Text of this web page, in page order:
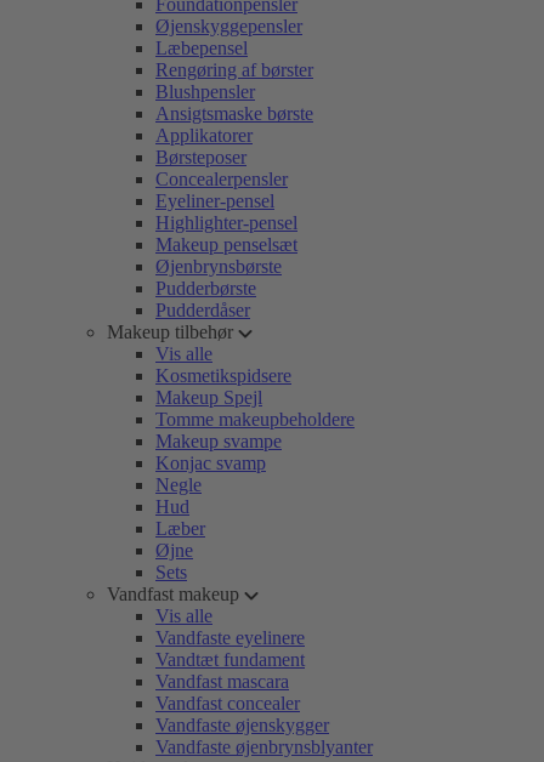
Foundationpensler
Øjenskyggepensler
Læbepensel
Rengøring af børster
Blushpensler
Ansigtsmaske børste
Applikatorer
Børsteposer
Concealerpensler
Eyeliner-pensel
Highlighter-pensel
Makeup penselsæt
Øjenbrynsbørste
Pudderbørste
Pudderdåser
Makeup tilbehør
Vis alle
Kosmetikspidsere
Makeup Spejl
Tomme makeupbeholdere
Makeup svampe
Konjac svamp
Negle
Hud
Læber
Øjne
Sets
Vandfast makeup
Vis alle
Vandfaste eyelinere
Vandtæt fundament
Vandfast mascara
Vandfast concealer
Vandfaste øjenskygger
Vandfaste øjenbrynsblyanter